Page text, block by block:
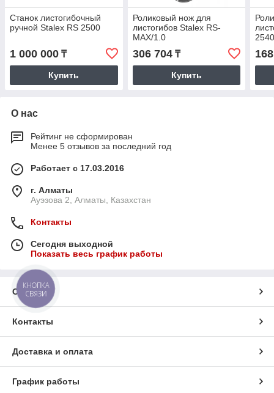
Станок листогибочный
ручной Stalex RS 2500
1 000 000 ₸
Купить
Роликовый нож для
листогибов Stalex RS-
MAX/1.0
306 704₸
Купить
О нас
Рейтинг не сформирован
Менее 5 отзывов за последний год
Работает с 17.03.2016
г. Алматы
Ауэзова 2, Алматы, Казахстан
Контакты
Сегодня выходной
Показать весь график работы
О нас
Контакты
Доставка и оплата
График работы
КНОПКА
СВЯЗИ